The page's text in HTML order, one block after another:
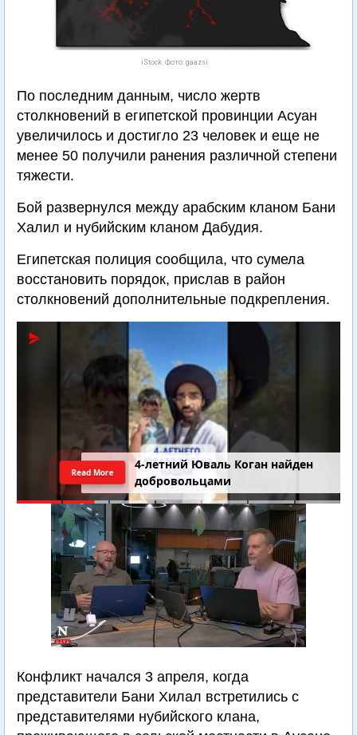
iStock. Фото: gaazsi
По последним данным, число жертв
столкновений в египетской провинции Асуан
увеличилось и достигло 23 человек и еще не
менее 50 получили ранения различной степени
тяжести.
Бой развернулся между арабским кланом Бани
Халил и нубийским кланом Дабудия.
Египетская полиция сообщила, что сумела
восстановить порядок, прислав в район
столкновений дополнительные подкрепления.
4-летний Юваль Коган найден
добровольцами
Read More
Конфликт начался 3 апреля, когда
представители Бани Хилал встретились с
представителями нубийского клана,